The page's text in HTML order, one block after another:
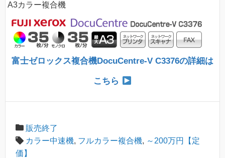
A3カラー複合機
富士ゼロックス複合機DocuCentre-V C3376の詳細は
こちら
販売終了
カラー中速機, フルカラー複合機, ～200万円【定
価】